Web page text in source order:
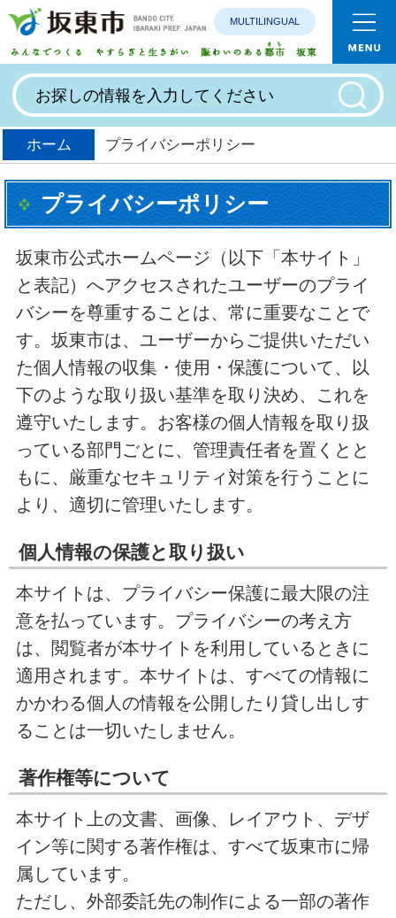
みんなで
MULTILINGUAL
ホーム プライバシーポリシー
プライバシーポリシー
坂東市公式ホームページ（以下「本サイト」
と表記）へアクセスされたユーザーのプライ
バシーを尊重することは、常に重要なことで
す。坂東市は、ユーザーからご提供いただい
た個人情報の収集・使用・保護について、以
下のような取り扱い基準を取り決め、これを
遵守いたします。お客様の個人情報を取り扱
っている部門ごとに、管理責任者を置くとと
もに、厳重なセキュリティ対策を行うことに
より、適切に管理いたします。
個人情報の保護と取り扱い
本サイトは、プライバシー保護に最大限の注
意を払っています。プライバシーの考え方
は、閲覧者が本サイトを利用しているときに
適用されます。本サイトは、すべての情報に
かかわる個人の情報を公開したり貸し出しす
ることは一切いたしません。
著作権等について
本サイト上の文書、画像、レイアウト、デザ
イン等に関する著作権は、すべて坂東市に帰
属しています。
ただし、外部委託先の制作による一部の著作